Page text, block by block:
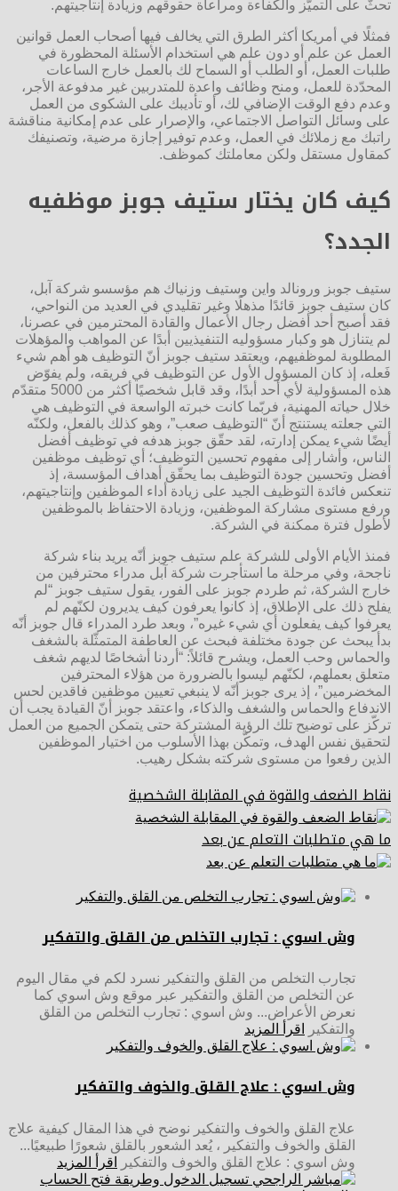
تحثّ على التميّز والكفاءة ومراعاة حقوقهم وزيادة إنتاجيتهم.
فمثلًا في أمريكا أكثر الطرق التي يخالف فيها أصحاب العمل قوانين
العمل عن علم أو دون علم هي استخدام الأسئلة المحظورة في
طلبات العمل، أو الطلب أو السماح لك بالعمل خارج الساعات
المحدّدة للعمل، ومنح وظائف واعدة للمتدربين غير مدفوعة الأجر،
وعدم دفع الوقت الإضافي لك، أو تأديبك على الشكوى من العمل
على وسائل التواصل الاجتماعي، والإصرار على عدم إمكانية مناقشة
راتبك مع زملائك في العمل، وعدم توفير إجازة مرضية، وتصنيفك
كمقاول مستقل ولكن معاملتك كموظف.
كيف كان يختار ستيف جوبز موظفيه
الجدد؟
ستيف جوبز ورونالد واين وستيف وزنياك هم مؤسسو شركة آبل،
كان ستيف جوبز قائدًا مذهلًا وغير تقليدي في العديد من النواحي،
فقد أصبح أحد أفضل رجال الأعمال والقادة المحترمين في عصرنا،
لم يتنازل هو وكبار مسؤوليه التنفيذيين أبدًا عن المواهب والمؤهلات
المطلوبة لموظفيهم، ويعتقد ستيف جوبز أنّ التوظيف هو أهم شيء
فَعله، إذ كان المسؤول الأول عن التوظيف في فريقه، ولم يفوّض
هذه المسؤولية لأي أحد أبدًا، وقد قابل شخصيًا أكثر من 5000 متقدّم
خلال حياته المهنية، فربّما كانت خبرته الواسعة في التوظيف هي
التي جعلته يستنتج أنّ “التوظيف صعب”، وهو كذلك بالفعل، ولكنّه
أيضًا شيء يمكن إدارته، لقد حقّق جوبز هدفه في توظيف أفضل
الناس، وأشار إلى مفهوم تحسين التوظيف؛ أي توظيف موظفين
أفضل وتحسين جودة التوظيف بما يحقّق أهداف المؤسسة، إذ
تنعكس فائدة التوظيف الجيد على زيادة أداء الموظفين وإنتاجيتهم،
ورفع مستوى مشاركة الموظفين، وزيادة الاحتفاظ بالموظفين
لأطول فترة ممكنة في الشركة.
فمنذ الأيام الأولى للشركة علم ستيف جوبز أنّه يريد بناء شركة
ناجحة، وفي مرحلة ما استأجرت شركة آبل مدراء محترفين من
خارج الشركة، ثم طردم جوبز على الفور، يقول ستيف جوبز “لم
يفلح ذلك على الإطلاق، إذ كانوا يعرفون كيف يديرون لكنّهم لم
يعرفوا كيف يفعلون أي شيء غيره”، وبعد طرد المدراء قال جوبز أنّه
بدأ يبحث عن جودة مختلفة فبحث عن العاطفة المتمثّلة بالشغف
والحماس وحب العمل، ويشرح قائلاً: “أردنا أشخاصًا لديهم شغف
متعلق بعملهم، لكنّهم ليسوا بالضرورة من هؤلاء المحترفين
المخضرمين”، إذ يرى جوبز أنّه لا ينبغي تعيين موظفين فاقدين لحس
الاندفاع والحماس والشغف والذكاء، واعتقد جوبز أنّ القيادة يجب أن
تركّز على توضيح تلك الرؤية المشتركة حتى يتمكن الجميع من العمل
لتحقيق نفس الهدف، وتمكّن بهذا الأسلوب من اختيار الموظفين
الذين رفعوا من مستوى شركته بشكل رهيب.
نقاط الضعف والقوة في المقابلة الشخصية
ما هي متطلبات التعلم عن بعد
وش اسوي : تجارب التخلص من القلق والتفكير
تجارب التخلص من القلق والتفكير نسرد لكم في مقال اليوم
عن التخلص من القلق والتفكير عبر موقع وش اسوي كما
نعرض الأعراض... وش اسوي : تجارب التخلص من القلق
والتفكير
اقرأ المزيد
وش اسوي : علاج القلق والخوف والتفكير
علاج القلق والخوف والتفكير نوضح في هذا المقال كيفية علاج
القلق والخوف والتفكير ، يُعد الشعور بالقلق شعورًا طبيعيًا...
وش اسوي : علاج القلق والخوف والتفكير
اقرأ المزيد